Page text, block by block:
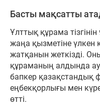
Басты мақсатты
Ұлттық құрама
жаңа қызметіне үлкен
жатқанын жеткізді.
құраманың алдында
бапкер қазақстандық
еңбекқорлығы мен
өтті.